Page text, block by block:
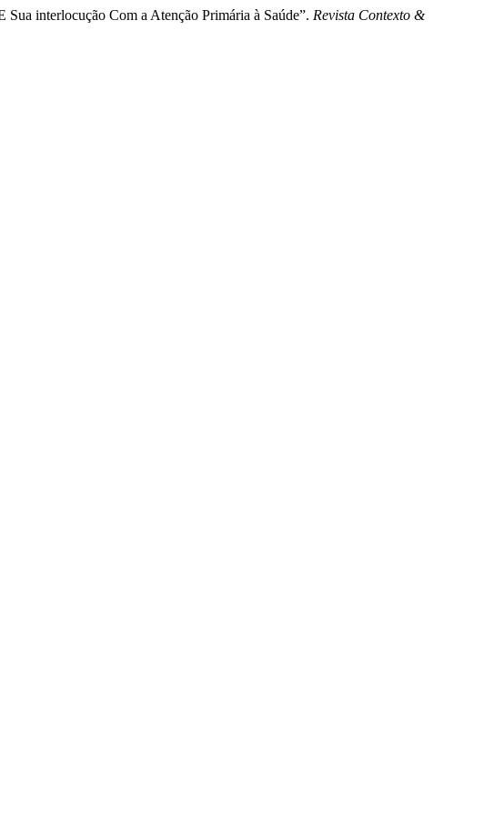
interlocução Com a Atenção Primária à Saúde”. Revista Contexto &